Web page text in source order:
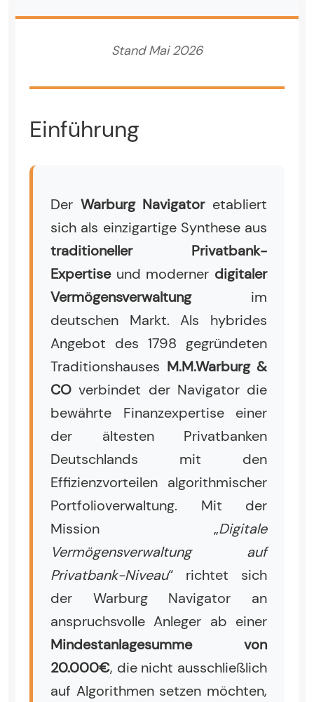
Stand Mai 2026
Einführung
Der Warburg Navigatoretabliert
sich als einzigartige Synthese aus
traditioneller Privatbank-
Expertiseund moderner digitaler
Vermögensverwaltungim
deutschen Markt. Als hybrides
Angebot des 1798 gegründeten
Traditionshauses M.M.Warburg &
CO verbindet der Navigator die
bewährte Finanzexpertise einer
der ältesten Privatbanken
Deutschlands mit den
Effizienzvorteilen algorithmischer
Portfolioverwaltung. Mit der
Mission „Digitale
Vermögensverwaltung auf
Privatbank-Niveau“ richtet sich
der Warburg Navigator an
anspruchsvolle Anleger ab einer
Mindestanlagesumme von
20.000€, die nicht ausschließlich
auf Algorithmen setzen möchten,